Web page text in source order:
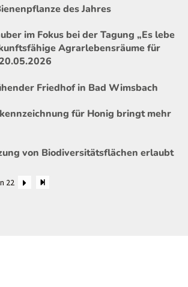
des Jahres
im Fokus bei der Tagung „Es lebe
Agrarlebensräume für
Friedhof in Bad Wimsbach
für Honig bringt mehr
von Biodiversitätsflächen erlaubt
22